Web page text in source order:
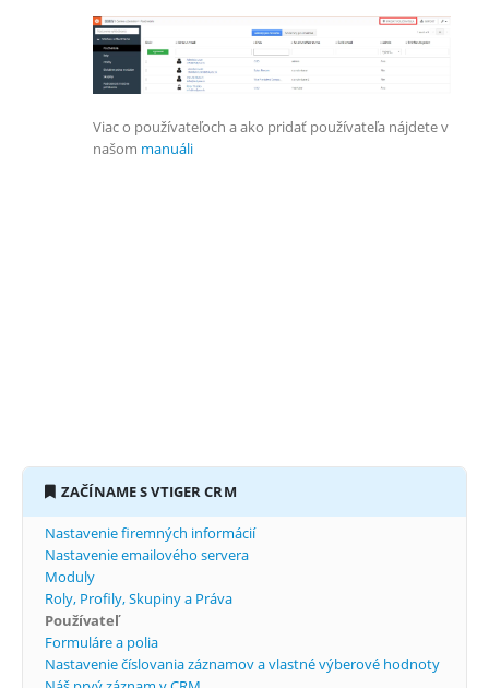
Viac o používateľoch a ako pridať používateľa nájdete v
našom manuáli
ZAČÍNAME S VTIGER CRM
Nastavenie firemných informácií
Nastavenie emailového servera
Moduly
Roly, Profily, Skupiny a Práva
Používateľ
Formuláre a polia
Nastavenie číslovania záznamov a vlastné výberové hodnoty